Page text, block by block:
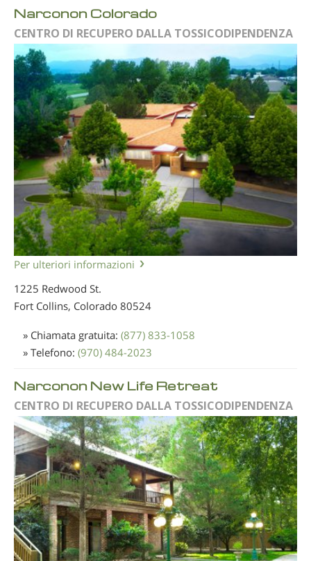
Narconon Colorado
CENTRO DI RECUPERO DALLA TOSSICODIPENDENZA
Per ulteriori informazioni
1225 Redwood St.
Fort Collins, Colorado 80524
» Chiamata gratuita: (877) 833-1058
» Telefono: (970) 484-2023
Narconon New Life Retreat
CENTRO DI RECUPERO DALLA TOSSICODIPENDENZA